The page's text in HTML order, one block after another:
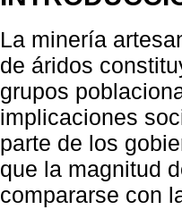
La minería
de áridos
grupos
implicaciones
parte de los
que la magnitud
compararse con